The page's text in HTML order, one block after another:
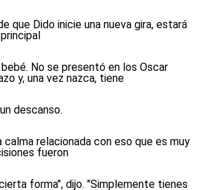
que Dido inicie una nueva gira, estará
No se presentó en los Oscar
y, una vez nazca, tiene
descanso.
calma relacionada con eso que es muy
fueron
forma", dijo. "Simplemente tienes